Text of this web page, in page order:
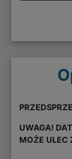
UWAGA!
MOŻE ULEC